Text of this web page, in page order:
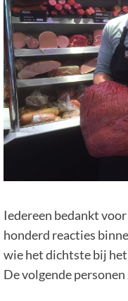
Iedereen bedankt
honderd reacties
wie het dichtste bij
De volgende